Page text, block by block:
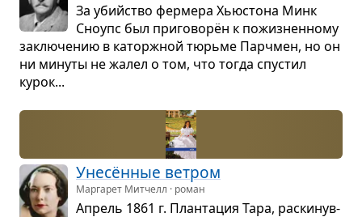
За убийство фер­мера Хью­стона Минк
Сно­упс был при­го­ворён к пожиз­нен­ному
заклю­че­нию в каторж­ной тюрьме Парч­мен, но он
ни минуты не жалел о том, что тогда спу­стил
курок...
Унесён­ные вет­ром
Маргарет Митчелл · роман
Апрель 1861 г. План­та­ция Тара, рас­ки­нув­